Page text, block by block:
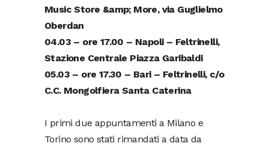
Music Store &amp; More, via Guglielmo
Oberdan
04.03 – ore 17.00 – Napoli – Feltrinelli,
Stazione Centrale Piazza Garibaldi
05.03 – ore 17.30 – Bari – Feltrinelli, c/o
C.C. Mongolfiera Santa Caterina
I primi due appuntamenti a Milano e
Torino sono stati rimandati a data da